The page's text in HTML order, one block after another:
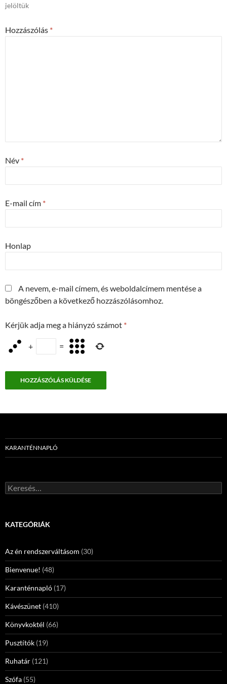
jelöltük
Hozzászólás *
Név *
E-mail cím *
Honlap
A nevem, e-mail címem, és weboldalcímem mentése a
böngészőben a következő hozzászólásomhoz.
Kérjük adja meg a hiányzó számot *
+ =
KARANTÉNNAPLÓ
Keresés:
KATEGÓRIÁK
Az én rendszerváltásom (30)
Bienvenue! (48)
Karanténnapló (17)
Kávészünet (410)
Könyvkoktél (66)
Pusztítók (19)
Ruhatár (121)
Szófa (55)